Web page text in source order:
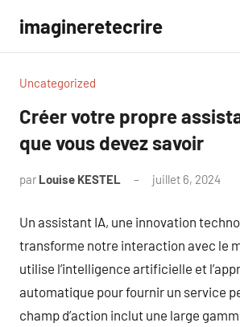
contenu
imagineretecrire
Uncategorized
Créer votre propre
que vous devez savoir
par Louise KESTEL juillet 6, 2024
Un assistant IA, une innovation
transforme notre interaction avec le
utilise l’intelligence artificielle et
automatique pour fournir un service
champ d’action inclut une large